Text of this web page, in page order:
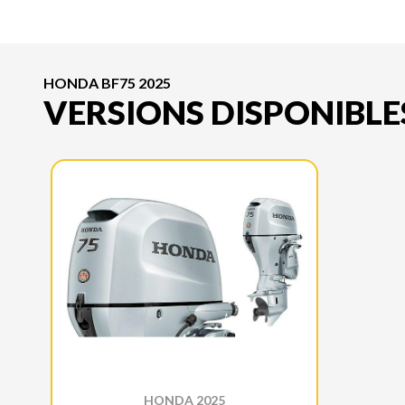
HONDA BF75 2025
VERSIONS
HONDA 2025